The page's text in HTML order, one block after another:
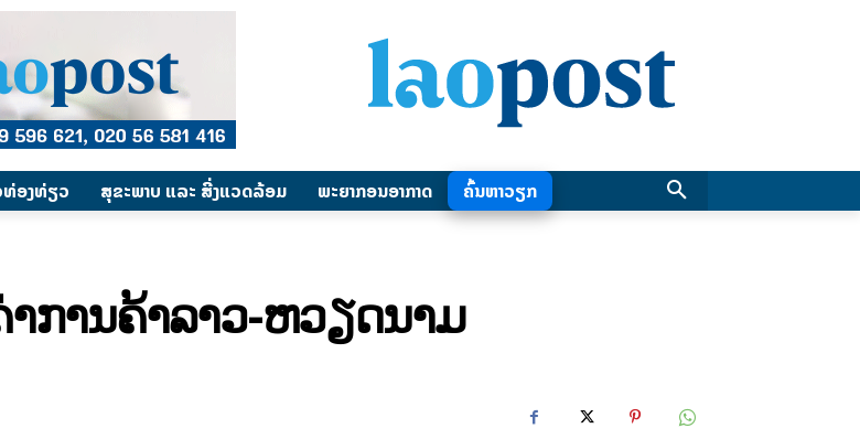
ທ່ອງທ່ຽວ ສຸຂະພາບ ແລະ ສີ່ງແວດລ້ອມ ພະຍາກອນອາກາດ ຄົ້ນຫາວຽກ
ການຄ້າລາວ-ຫວຽດນາມ